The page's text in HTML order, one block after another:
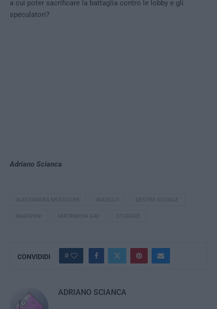
a cui poter sacrificare la battaglia contro le lobby e gli
speculatori?
Adriano Scianca
ALESSANDRA MUSSOLINI AUGELLO DESTRA SOCIALE
MARCHINI MATRIMONI GAY STORACE
CONVIDIDI 0
ADRIANO SCIANCA